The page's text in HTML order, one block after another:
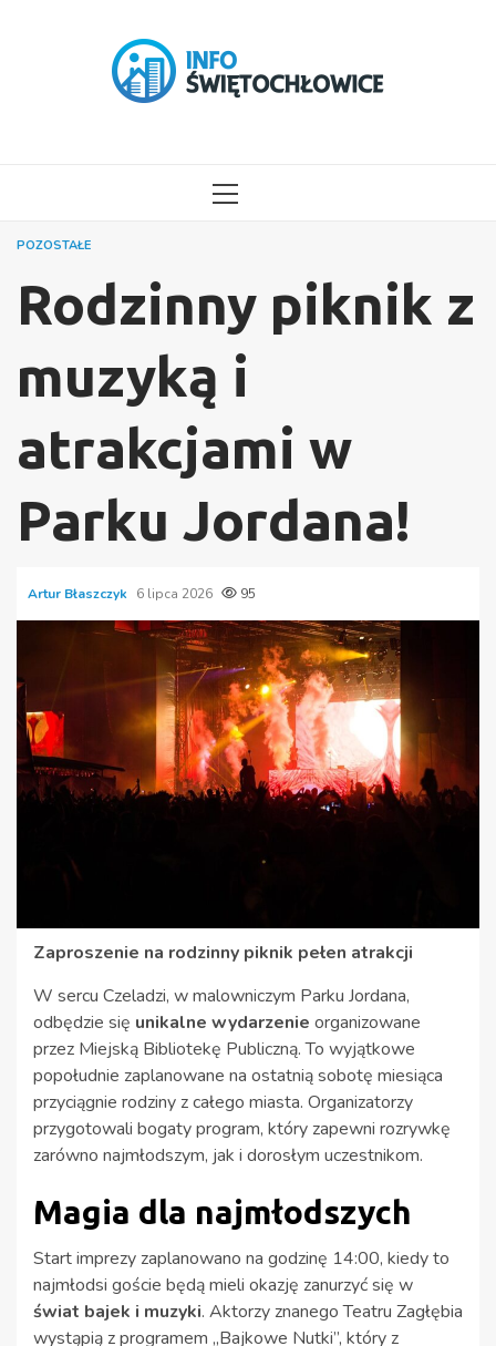
MENU
POZOSTAŁE
Rodzinny piknik z
muzyką i
atrakcjami w
Parku Jordana!
Artur Błaszczyk 6 lipca 2026 95
Zaproszenie na rodzinny piknik pełen atrakcji
W sercu Czeladzi, w malowniczym Parku Jordana,
odbędzie się unikalne wydarzenie organizowane
przez Miejską Bibliotekę Publiczną. To wyjątkowe
popołudnie zaplanowane na ostatnią sobotę miesiąca
przyciągnie rodziny z całego miasta. Organizatorzy
przygotowali bogaty program, który zapewni rozrywkę
zarówno najmłodszym, jak i dorosłym uczestnikom.
Magia dla najmłodszych
Start imprezy zaplanowano na godzinę 14:00, kiedy to
najmłodsi goście będą mieli okazję zanurzyć się w
świat bajek i muzyki. Aktorzy znanego Teatru Zagłębia
wystąpią z programem „Bajkowe Nutki”, który z